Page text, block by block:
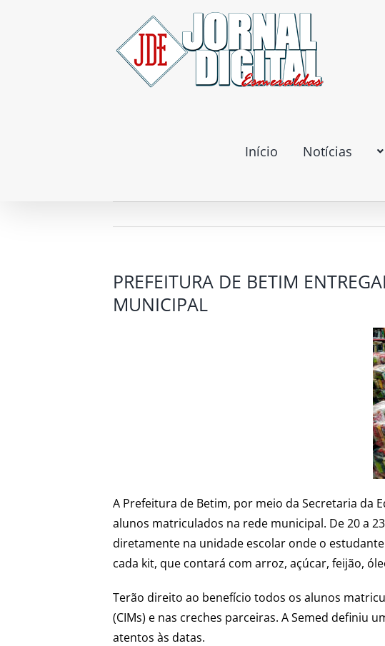
Início Notícias
PREFEITURA DE BETIM
MUNICIPAL
A Prefeitura de Betim, por meio da Secretaria da
alunos matriculados na rede municipal. De 20 a
diretamente na unidade escolar onde o
cada kit, que contará com arroz, açúcar, feijão,
Terão direito ao benefício todos os alunos
(CIMs) e nas creches parceiras. A Semed definiu
atentos às datas.